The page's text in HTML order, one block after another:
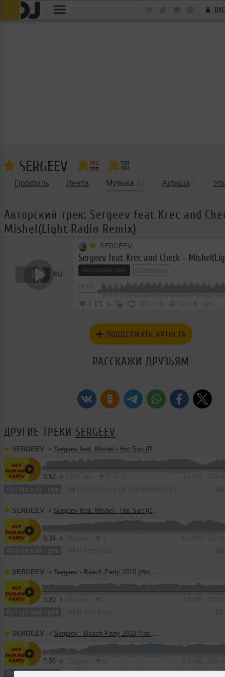
SERGEEV
Профиль Лента Музыка Афиша
Авторский трек: Sergeev feat Krec and
Mishel(Light Radio Remix)
SERGEEV
Авторский трек Club/Dance
3 04:09 126 </>
ПОДДЕРЖАТЬ АРТИСТА
РАССКАЖИ ДРУЗЬЯМ
ДРУГИЕ ТРЕКИ SERGEEV
SERGEEV ➝ Sergeev feat. Mishel - Hot Sun (Radio Edit)
3:52
Авторский трек 10
SERGEEV ➝ Sergeev feat. Mishel - Hot Sun (Original Mix)
6:34
Авторский трек 10
SERGEEV ➝ Sergeev - Beach Party 2010 (Hot Radio Mix)
3:20
Авторский трек 10
SERGEEV ➝ Sergeev - Beach Party 2010 (Hot Club Mix)
7:35
Авторский трек В плейлист 10